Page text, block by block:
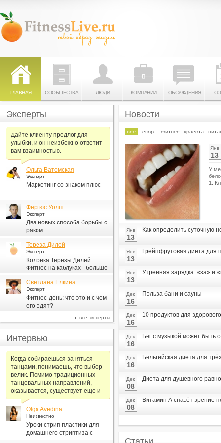
ГЛАВНАЯ СООБЩЕСТВА ЛЮДИ КОМПАНИИ ОБСУЖДЕНИЯ
Новости
все спорт фитнес красота
Янв
13
У
1.
Янв
13
Как определить суточную
Янв
13
Грейпфрутовая диета для
Янв
13
Утренняя зарядка: «за» и
Дек
16
Польза бани и сауны
Дек
16
10 продуктов для
Дек
16
Бег с музыкой может быть
Дек
16
Бельгийская диета для
Дек
08
Диета для душевного
Дек
08
Витамин А спасёт зрение
Статьи
Эксперты
Дайте клиенту предлог для
улыбки, и он неизбежно ответит
вам взаимностью.
Ольга Ватомская
Эксперт
Маркетинг со знаком плюс
Фергюс Уолш
Эксперт
Два новых способа борьбы с
раком
Тереза Дилей
Эксперт
Колонка Терезы Дилей.
Фитнес на каблуках - больше
Светлана Елкина
Эксперт
Фитнес-день: что это и с чем
его едят?
все эксперты
Интервью
Когда собираешься заняться
танцами, понимаешь, что выбор
велик. Помимо традиционных
танцевальных направлений,
оказывается, существует еще и
Olga Avedina
Неизвестно
Уроки стрип пластики для
домашнего стриптиза с